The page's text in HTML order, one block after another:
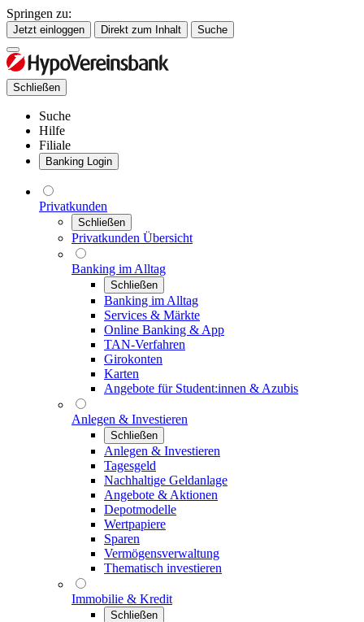
Springen zu:
Jetzt einloggen Direkt zum Inhalt Suche
Schließen
Suche
Hilfe
Filiale
Banking Login
Privatkunden
Schließen
Privatkunden Übersicht
Banking im Alltag
Schließen
Banking im Alltag
Services & Märkte
Online Banking & App
TAN-Verfahren
Girokonten
Karten
Angebote für Student:innen & Azubis
Anlegen & Investieren
Schließen
Anlegen & Investieren
Tagesgeld
Nachhaltige Geldanlage
Angebote & Aktionen
Depotmodelle
Wertpapiere
Sparen
Vermögensverwaltung
Thematisch investieren
Immobilie & Kredit
Schließen